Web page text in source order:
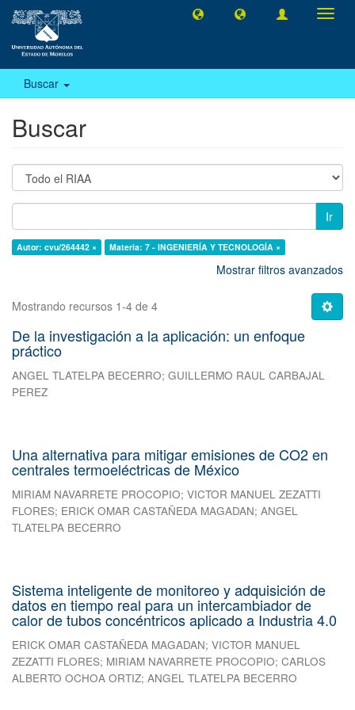
Buscar
Buscar
Ir
Autor: cvu/264442 × Materia: 7 - INGENIERÍA Y TECNOLOGÍA ×
Mostrar filtros avanzados
Mostrando recursos 1-4 de 4
De la investigación a la aplicación: un enfoque
práctico
ANGEL TLATELPA BECERRO; GUILLERMO RAUL CARBAJAL
PEREZ
Una alternativa para mitigar emisiones de CO2 en
centrales termoeléctricas de México
MIRIAM NAVARRETE PROCOPIO; VICTOR MANUEL ZEZATTI
FLORES; ERICK OMAR CASTAÑEDA MAGADAN; ANGEL
TLATELPA BECERRO
Sistema inteligente de monitoreo y adquisición de
datos en tiempo real para un intercambiador de
calor de tubos concéntricos aplicado a Industria 4.0
ERICK OMAR CASTAÑEDA MAGADAN; VICTOR MANUEL
ZEZATTI FLORES; MIRIAM NAVARRETE PROCOPIO; CARLOS
ALBERTO OCHOA ORTIZ; ANGEL TLATELPA BECERRO